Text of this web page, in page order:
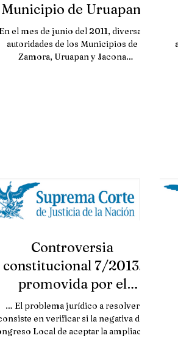
Municipio de Uruapan,
estado de Michoacán.
SCJN
En el mes de junio del 2011, diversas
autoridades de los Municipios de
Zamora, Uruapan y Jacona
Controversia
constitucional 7/2013.
promovida por el
Municipio de San Pedro
Garza García, en contra
… El problema jurídico a resolver
en verificar si la negativa del
Local de aceptar la ampliación